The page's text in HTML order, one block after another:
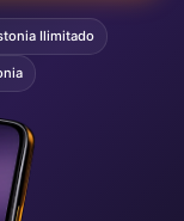
Ilimitado